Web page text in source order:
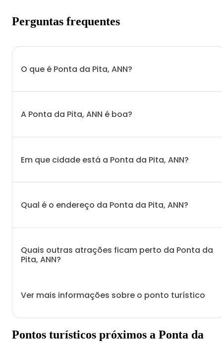
Perguntas frequentes
O que é Ponta da Pita, ANN?
A Ponta da Pita, ANN é boa?
Em que cidade está a Ponta da Pita, ANN?
Qual é o endereço da Ponta da Pita, ANN?
Quais outras atrações ficam perto da Ponta da
Pita, ANN?
Ver mais informações sobre o ponto turístico
Pontos turísticos próximos a Ponta da